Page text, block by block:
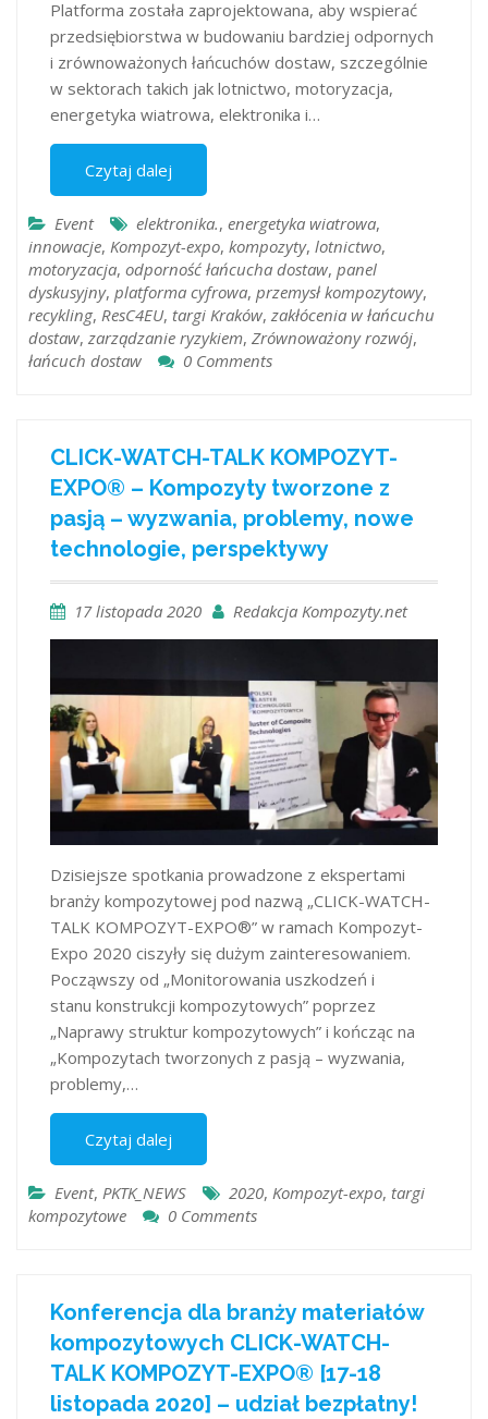
Platforma została zaprojektowana, aby wspierać
przedsiębiorstwa w budowaniu bardziej odpornych
i zrównoważonych łańcuchów dostaw, szczególnie
w sektorach takich jak lotnictwo, motoryzacja,
energetyka wiatrowa, elektronika i…
Czytaj dalej
Event elektronika., energetyka wiatrowa,
innowacje, Kompozyt-expo, kompozyty, lotnictwo,
motoryzacja, odporność łańcucha dostaw, panel
dyskusyjny, platforma cyfrowa, przemysł kompozytowy,
recykling, ResC4EU, targi Kraków, zakłócenia w łańcuchu
dostaw, zarządzanie ryzykiem, Zrównoważony rozwój,
łańcuch dostaw
0 Comments
CLICK-WATCH-TALK KOMPOZYT-
EXPO® – Kompozyty tworzone z
pasją – wyzwania, problemy, nowe
technologie, perspektywy
17 listopada 2020 Redakcja Kompozyty.net
Dzisiejsze spotkania prowadzone z ekspertami
branży kompozytowej pod nazwą „CLICK-WATCH-
TALK KOMPOZYT-EXPO®” w ramach Kompozyt-
Expo 2020 ciszyły się dużym zainteresowaniem.
Począwszy od „Monitorowania uszkodzeń i
stanu konstrukcji kompozytowych” poprzez
„Naprawy struktur kompozytowych” i kończąc na
„Kompozytach tworzonych z pasją – wyzwania,
problemy,…
Czytaj dalej
Event, PKTK_NEWS 2020, Kompozyt-expo, targi
kompozytowe
0 Comments
Konferencja dla branży materiałów
kompozytowych CLICK-WATCH-
TALK KOMPOZYT-EXPO® [17-18
listopada 2020] – udział bezpłatny!